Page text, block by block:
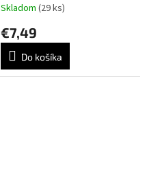
Skladom (29 ks)
€7,49
Do košíka